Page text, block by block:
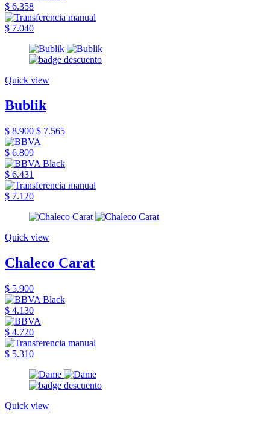
$ 6.358
$ 7.040
Quick view
Bublik
$ 8.900 $ 7.565
$ 6.809
$ 6.431
$ 7.120
Quick view
Chaleco Carat
$ 5.900
$ 4.130
$ 4.720
$ 5.310
Quick view